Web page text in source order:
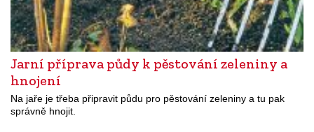
Jarní příprava půdy k pěstování zeleniny a
hnojení
Na jaře je třeba připravit půdu pro pěstování zeleniny a tu pak
správně hnojit.